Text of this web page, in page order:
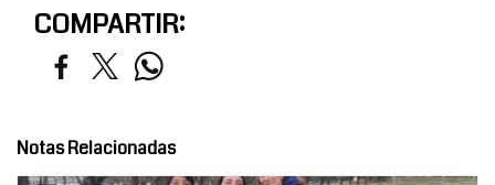
COMPARTIR:
Notas Relacionadas